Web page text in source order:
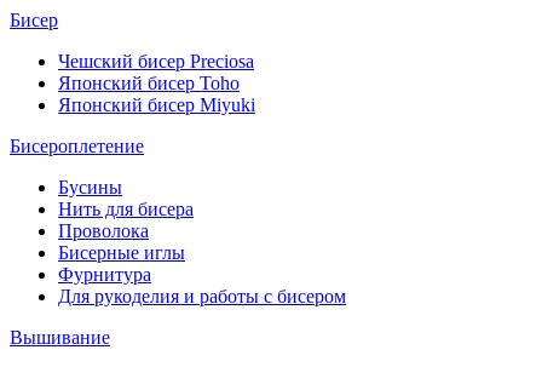
Бисер
Чешский бисер Preciosa
Японский бисер Toho
Японский бисер Miyuki
Бисероплетение
Бусины
Нить для бисера
Проволока
Бисерные иглы
Фурнитура
Для рукоделия и работы с бисером
Вышивание